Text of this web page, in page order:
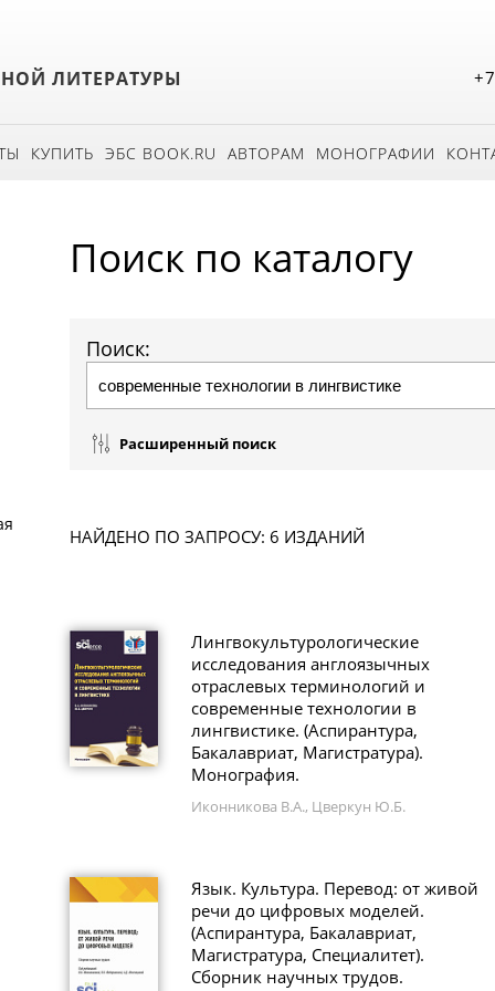
ЛИТЕРАТУРЫ
КУПИТЬ ЭБС BOOK.RU АВТОРАМ МОНОГРАФИИ
Поиск по каталогу
Поиск:
Расширенный поиск
НАЙДЕНО ПО ЗАПРОСУ: 6 ИЗДАНИЙ
Лингвокультурологические
исследования англоязычных
отраслевых терминологий и
современные технологии в
лингвистике. (Аспирантура,
Бакалавриат, Магистратура).
Монография.
Иконникова В.А., Цверкун Ю.Б.
Язык. Культура. Перевод: от живой
речи до цифровых моделей.
(Аспирантура, Бакалавриат,
Магистратура, Специалитет).
Сборник научных трудов.